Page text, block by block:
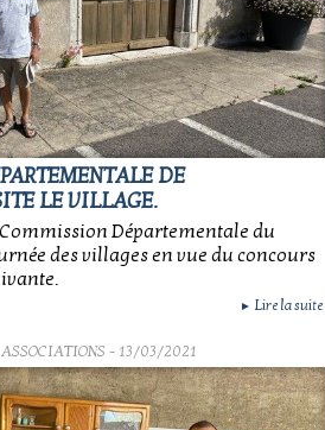
DE
LE VILLAGE.
Départementale du
des villages en vue du concours
► Lire la suite
- 13/03/2021